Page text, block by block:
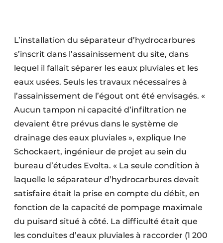
L’installation du séparateur d’hydrocarbures
s’inscrit dans l’assainissement du site, dans
lequel il fallait séparer les eaux pluviales et les
eaux usées. Seuls les travaux nécessaires à
l’assainissement de l’égout ont été envisagés. «
Aucun tampon ni capacité d’infiltration ne
devaient être prévus dans le système de
drainage des eaux pluviales », explique Ine
Schockaert, ingénieur de projet au sein du
bureau d’études Evolta. « La seule condition à
laquelle le séparateur d’hydrocarbures devait
satisfaire était la prise en compte du débit, en
fonction de la capacité de pompage maximale
du puisard situé à côté. La difficulté était que
les conduites d’eaux pluviales à raccorder (1 200